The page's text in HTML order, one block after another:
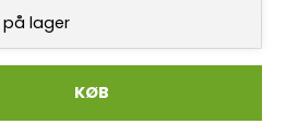
på lager
KØB